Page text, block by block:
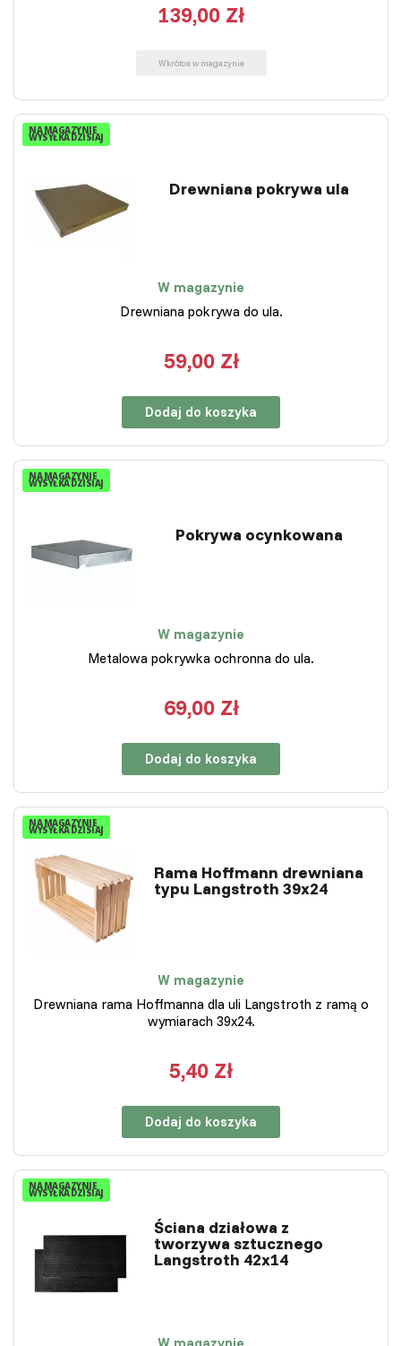
139,00 Zł
Wkrótce w magazynie
NA MAGAZYNIE
WYSYŁKA DZISIAJ
Drewniana pokrywa ula
W magazynie
Drewniana pokrywa do ula.
59,00 Zł
Dodaj do koszyka
NA MAGAZYNIE
WYSYŁKA DZISIAJ
Pokrywa ocynkowana
W magazynie
Metalowa pokrywka ochronna do ula.
69,00 Zł
Dodaj do koszyka
NA MAGAZYNIE
WYSYŁKA DZISIAJ
Rama Hoffmann drewniana
typu Langstroth 39x24
W magazynie
Drewniana rama Hoffmanna dla uli Langstroth z ramą o
wymiarach 39x24.
5,40 Zł
Dodaj do koszyka
NA MAGAZYNIE
WYSYŁKA DZISIAJ
Ściana działowa z
tworzywa sztucznego
Langstroth 42x14